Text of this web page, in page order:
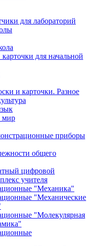
для лабораторий
для начальной
и карточки. Разное
приборы
общего
цифровой
учителя
"Механика"
"Механические
"Молекулярная